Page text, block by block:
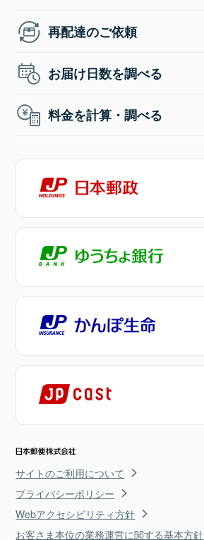
再配達のご依頼
お届け日数を調べる
料金を計算・調べる
サイトのご利用について
プライバシーポリシー
Webアクセシビリティ方針
お客さま本位の業務運営に関する基本方針